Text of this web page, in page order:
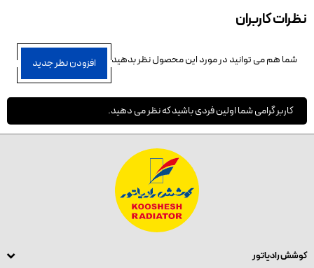
نظرات کاربران
شما هم می توانید در مورد این محصول نظر بدهید افزودن نظر جدید
کاربر گرامی شما اولین فردی باشید که نظر می دهید.
کوشش رادیاتور